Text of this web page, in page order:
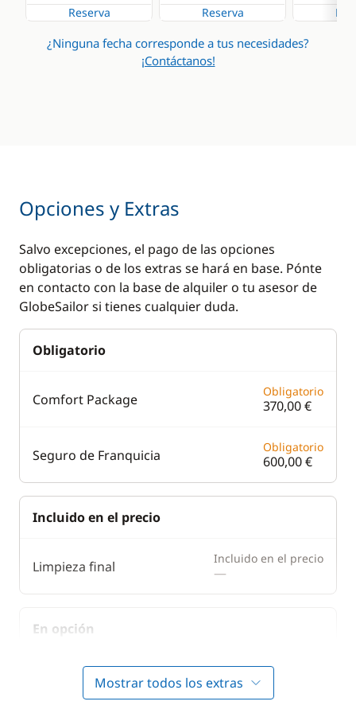
Reserva Reserva
¿Ninguna fecha corresponde a tus necesidades?
¡Contáctanos!
Opciones y Extras
Salvo excepciones, el pago de las opciones
obligatorias o de los extras se hará en base. Pónte
en contacto con la base de alquiler o tu asesor de
GlobeSailor si tienes cualquier duda.
Obligatorio
Comfort Package Obligatorio
370,00 €
Seguro de Franquicia Obligatorio
600,00 €
Incluido en el precio
Limpieza final Incluido en el precio
—
En opción
Abastecimiento
Mostrar todos los extras